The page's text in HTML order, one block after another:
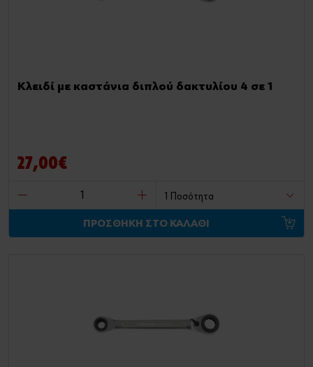
Κλειδί με καστάνια διπλού δακτυλίου 4 σε 1
27,00€
ΠΡΟΣΘΗΚΗ ΣΤΟ ΚΑΛΑΘΙ